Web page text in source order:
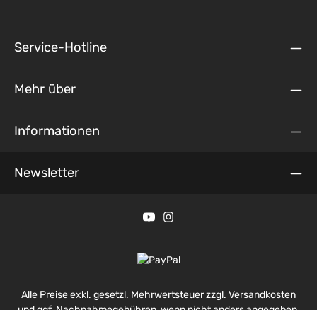
Service-Hotline
Mehr über
Informationen
Newsletter
Alle Preise exkl. gesetzl. Mehrwertsteuer zzgl. Versandkosten